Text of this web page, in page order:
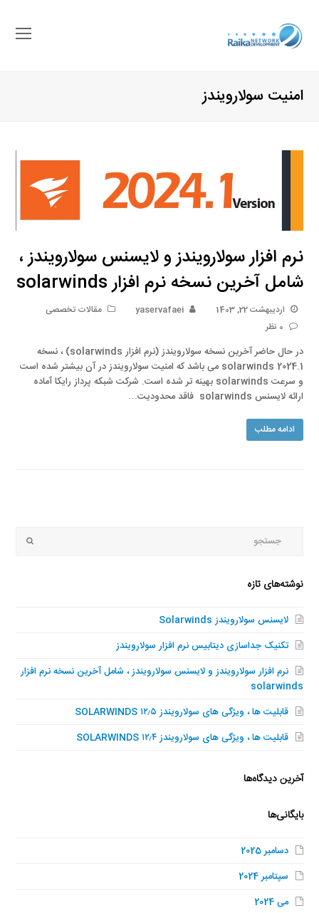
باز
امنیت سولارویندز
نرم افزار سولارویندز و لایسنس سولارویندز ،
شامل آخرین نسخه نرم افزار solarwinds
اردیبهشت 22, 1403 yaservafaei
مقالات تخصصی
0 نظر
در حال حاضر آخرین نسخه سولارویندز (نرم افزار solarwinds) ، نسخه
solarwinds 2024.1 می باشد که امنیت سولارویندز در آن بیشتر شده است
و سرعت solarwinds بهینه تر شده است. شرکت شبکه پرداز رایکا آماده
ارائه لایسنس solarwinds فاقد محدودیت…
ادامه مطلب
نوشته‌های تازه
لایسنس سولارویندز Solarwinds
تکنیک جداسازی دیتابیس نرم افزار سولارویندز
نرم افزار سولارویندز و لایسنس سولارویندز ، شامل آخرین نسخه نرم افزار
solarwinds
قابلیت ها ، ویژگی های سولارویندز SOLARWINDS ۱۲٫۵
قابلیت ها ، ویژگی های سولارویندز SOLARWINDS ۱۲٫۴
آخرین دیدگاه‌ها
بایگانی‌ها
دسامبر 2025
سپتامبر 2024
می 2024